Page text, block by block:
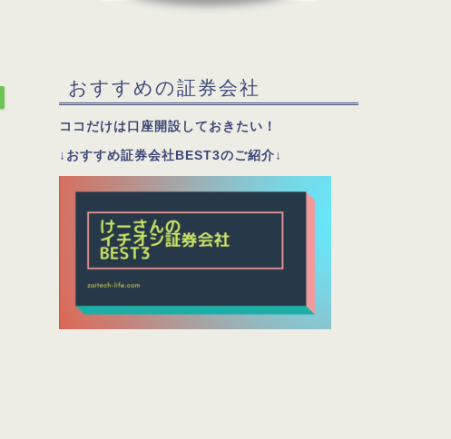
おすすめの証券会社
ココだけは口座開設しておきたい！
↓おすすめ証券会社BEST3のご紹介↓